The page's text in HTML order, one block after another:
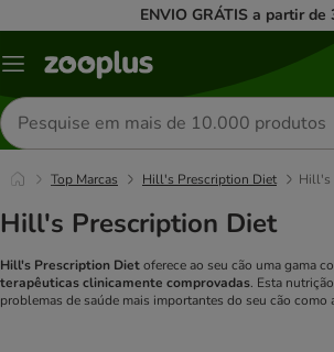
ENVIO GRÁTIS a partir de
Menu
Pesquisar
produtos
Top Marcas Hill's Prescription Diet Hill's
Hill's Prescription Diet
Hill's Prescription Dietoferece ao seu cão uma gama
terapêuticas clinicamente comprovadas. Esta
problemas de saúde mais importantes do seu cão como